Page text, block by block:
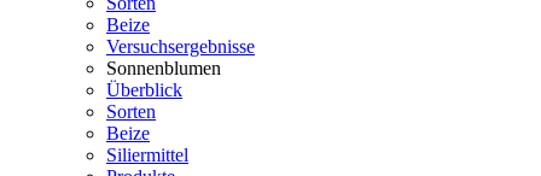
Beize
Versuchsergebnisse
Sonnenblumen
Überblick
Sorten
Beize
Siliermittel